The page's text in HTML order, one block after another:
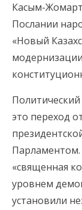
Касым-
Послании
«Новый
это переход
Парламентом.
«священная
уровнем
установили